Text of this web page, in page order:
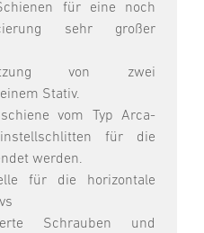
für eine noch
sehr großer
von zwei
Stativ.
vom Typ Arca-
für die
werden.
für die horizontale
Schrauben und